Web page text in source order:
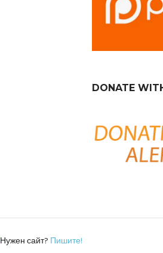
DONATE
Нужен сайт? Пишите!